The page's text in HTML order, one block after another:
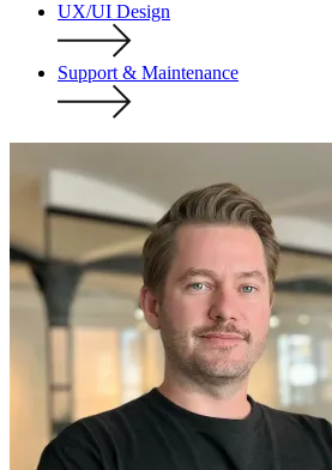
UX/UI Design
Support & Maintenance